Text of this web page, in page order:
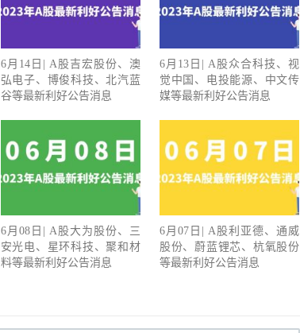
6月14日| A股吉宏股份、澳
弘电子、博俊科技、北汽蓝
谷等最新利好公告消息
6月13日| A股众合科技、视
觉中国、电投能源、中文传
媒等最新利好公告消息
6月08日| A股大为股份、三
安光电、星环科技、聚和材
料等最新利好公告消息
6月07日| A股利亚德、通威
股份、蔚蓝锂芯、杭氧股份
等最新利好公告消息